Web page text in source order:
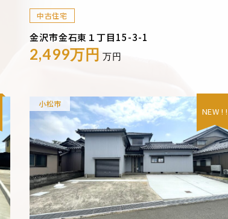
中古住宅
金沢市金石東１丁目15-3-1
2,499万円 万円
小松市
NEW ! !